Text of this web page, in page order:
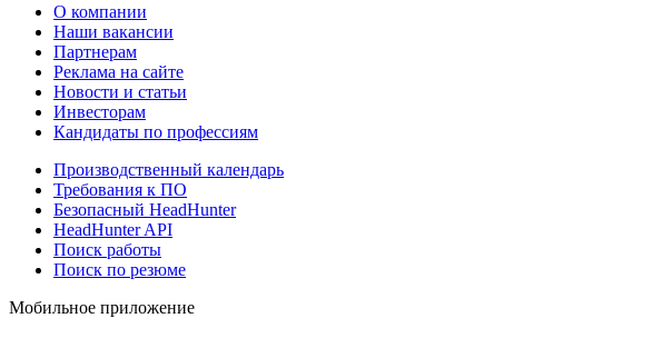
О компании
Наши вакансии
Партнерам
Реклама на сайте
Новости и статьи
Инвесторам
Кандидаты по профессиям
Производственный календарь
Требования к ПО
Безопасный HeadHunter
HeadHunter API
Поиск работы
Поиск по резюме
Мобильное приложение